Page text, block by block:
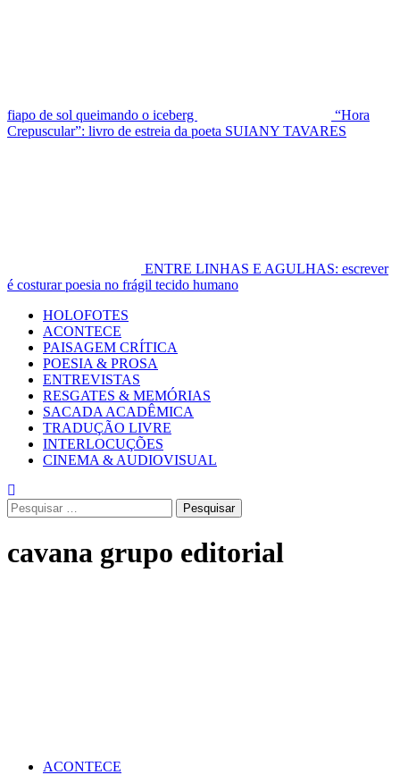
fiapo de sol queimando o iceberg
“Hora
Crepuscular”: livro de estreia da poeta SUIANY TAVARES
ENTRE LINHAS E AGULHAS: escrever
é costurar poesia no frágil tecido humano
Primary
Menu
HOLOFOTES
ACONTECE
PAISAGEM CRÍTICA
POESIA & PROSA
ENTREVISTAS
RESGATES & MEMÓRIAS
SACADA ACADÊMICA
TRADUÇÃO LIVRE
INTERLOCUÇÕES
CINEMA & AUDIOVISUAL
Pesquisar
por:
cavana grupo editorial
ACONTECE